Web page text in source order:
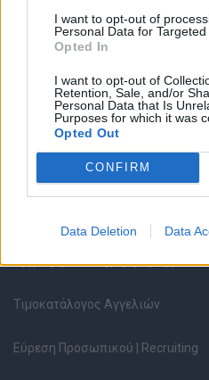
I want to opt-out of
Personal Data for Targeted
Opted In
I want to opt-out of
Retention, Sale, and/or
Personal Data that Is
Purposes for which it was
Opted Out
CONFIRM
Data Deletion Data
HR corner
Περιγραφές Θέσεων Εργασίας
Ερωτήσεις συνεντεύξεων
Υπολογισμός καθαρού μισθού
Τιμοκατάλογος Αγγελιών
Εύρεση Προσωπικού | Recruiting